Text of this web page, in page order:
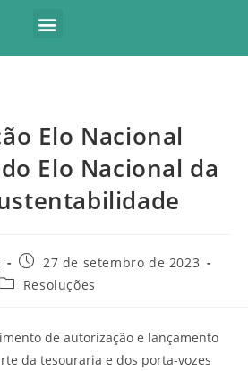
Elo Nacional
Elo Nacional da
27 de setembro de 2023
Resoluções
de autorização e lançamento
da tesouraria e dos porta-vozes